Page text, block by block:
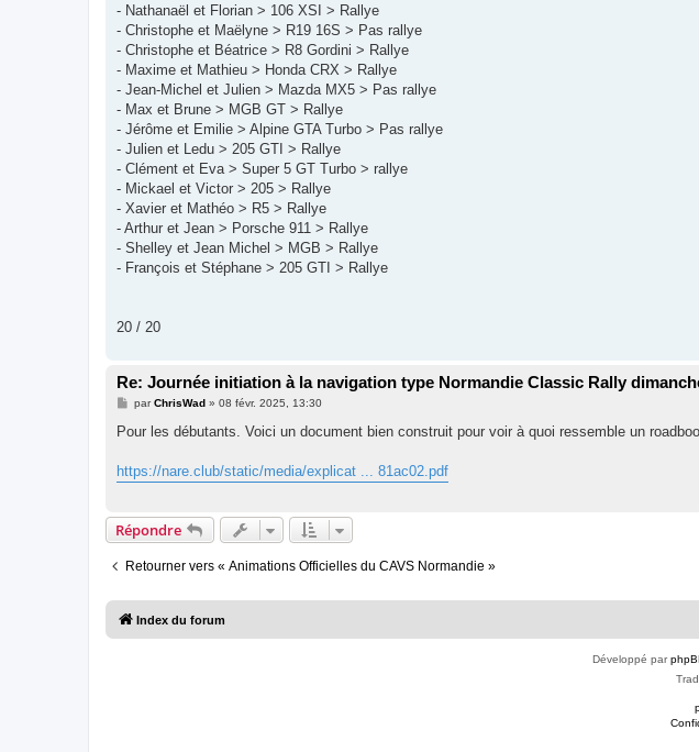
- Nathanaël et Florian > 106 XSI > Rallye
- Christophe et Maëlyne > R19 16S > Pas rallye
- Christophe et Béatrice > R8 Gordini > Rallye
- Maxime et Mathieu > Honda CRX > Rallye
- Jean-Michel et Julien > Mazda MX5 > Pas rallye
- Max et Brune > MGB GT > Rallye
- Jérôme et Emilie > Alpine GTA Turbo > Pas rallye
- Julien et Ledu > 205 GTI > Rallye
- Clément et Eva > Super 5 GT Turbo > rallye
- Mickael et Victor > 205 > Rallye
- Xavier et Mathéo > R5 > Rallye
- Arthur et Jean > Porsche 911 > Rallye
- Shelley et Jean Michel > MGB > Rallye
- François et Stéphane > 205 GTI > Rallye
20 / 20
Re: Journée initiation à la navigation type Normandie Classic Rally
M
s
g
e
parChrisWad» 08 févr. 2025, 13:30
Pour les débutants. Voici un document bien construit pour voir à quoi ressemble un
https://nare.club/static/media/explicat ... 81ac02.pdf
Répondre
Retourner vers « Animations Officielles du CAVS Normandie »
Index du forum
Développé par